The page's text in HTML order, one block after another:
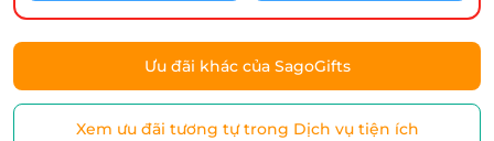
Ưu đãi khác của SagoGifts
Xem ưu đãi tương tự trong Dịch vụ tiện ích